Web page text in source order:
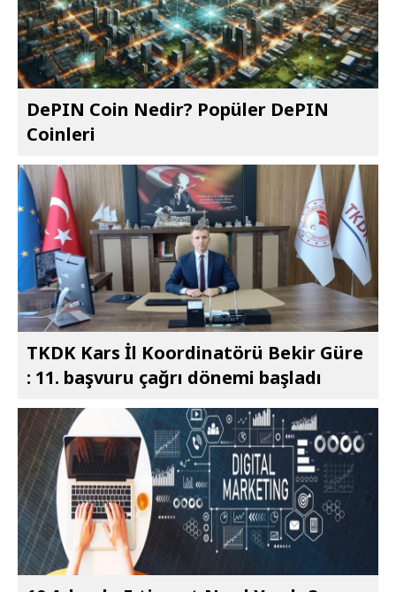
DePIN Coin Nedir? Popüler DePIN
Coinleri
TKDK Kars İl Koordinatörü Bekir Güre
: 11. başvuru çağrı dönemi başladı